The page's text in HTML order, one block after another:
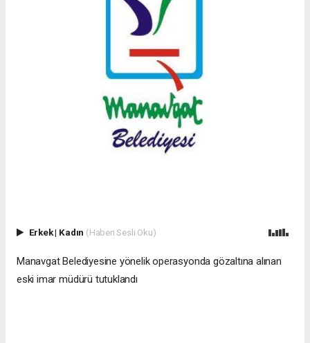
Erkek| Kadın (Haberi Sesli Oku)
Manavgat Belediyesine yönelik operasyonda gözaltına alınan
eski imar müdürü tutuklandı